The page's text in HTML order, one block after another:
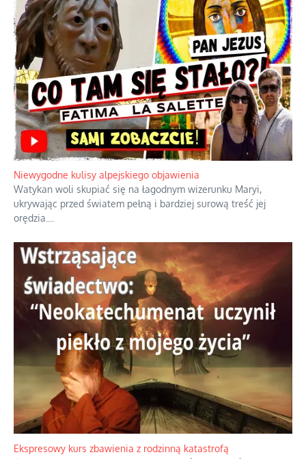
Duchowa apteczka bez teologicznych podróbek
Instrukcja obsługi łaski z ominięciem duchowych skrótów.
Niewygodne kulisy alpejskiego objawienia
Watykan woli skupiać się na łagodnym wizerunku Maryi,
ukrywając przed światem pełną i bardziej surową treść jej
orędzia....